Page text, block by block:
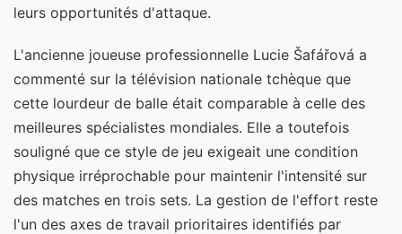
leurs opportunités d'attaque.
L'ancienne joueuse professionnelle Lucie Šafářová a
commenté sur la télévision nationale tchèque que
cette lourdeur de balle était comparable à celle des
meilleures spécialistes mondiales. Elle a toutefois
souligné que ce style de jeu exigeait une condition
physique irréprochable pour maintenir l'intensité sur
des matches en trois sets. La gestion de l'effort reste
l'un des axes de travail prioritaires identifiés par